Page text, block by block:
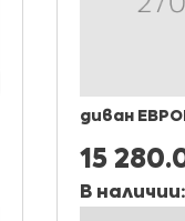
диван
15
В наличии: